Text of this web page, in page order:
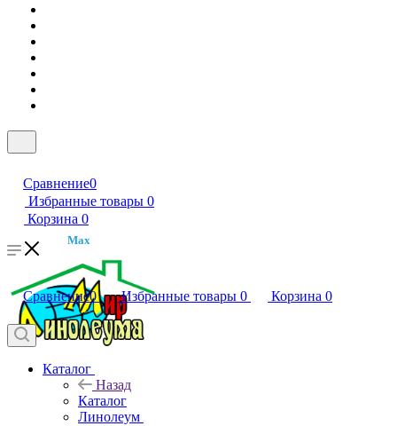
Сравнение0
Избранные товары 0
Корзина 0
Max
Сравнение0 Избранные товары 0 Корзина 0
Каталог
Назад
Каталог
Линолеум